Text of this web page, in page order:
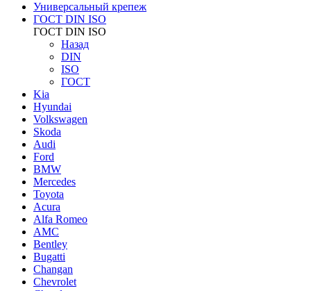
Универсальный крепеж
ГОСТ DIN ISO
ГОСТ DIN ISO
Назад
DIN
ISO
ГОСТ
Kia
Hyundai
Volkswagen
Skoda
Audi
Ford
BMW
Mercedes
Toyota
Acura
Alfa Romeo
AMC
Bentley
Bugatti
Changan
Chevrolet